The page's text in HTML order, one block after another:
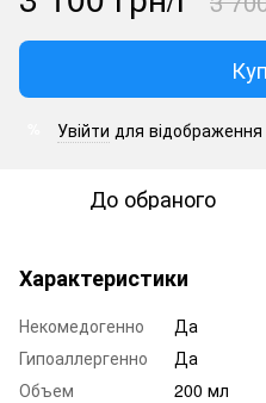
Увійти для
До обраного
Характеристики
Некомедогенно
Да
Гипоаллергенно
Да
Объем
200 мл